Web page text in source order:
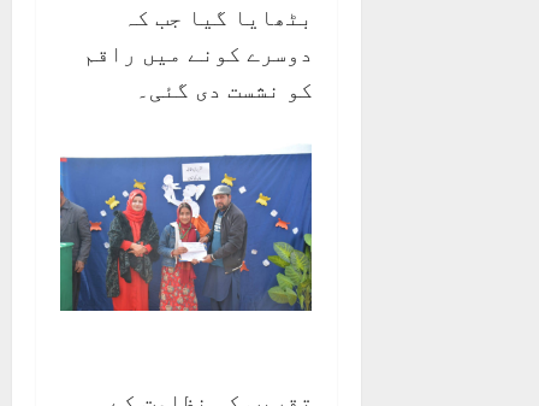
بٹھایا گیا جب کہ
دوسرے کونے میں راقم
کو نشست دی گئی۔